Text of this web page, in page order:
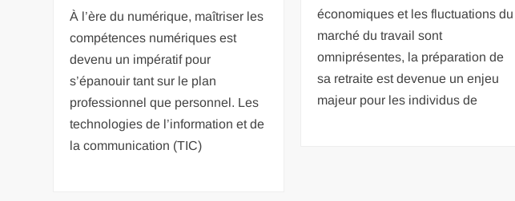
À l’ère du numérique, maîtriser les
compétences numériques est
devenu un impératif pour
s’épanouir tant sur le plan
professionnel que personnel. Les
technologies de l’information et de
la communication (TIC)
économiques et les fluctuations du
marché du travail sont
omniprésentes, la préparation de
sa retraite est devenue un enjeu
majeur pour les individus de